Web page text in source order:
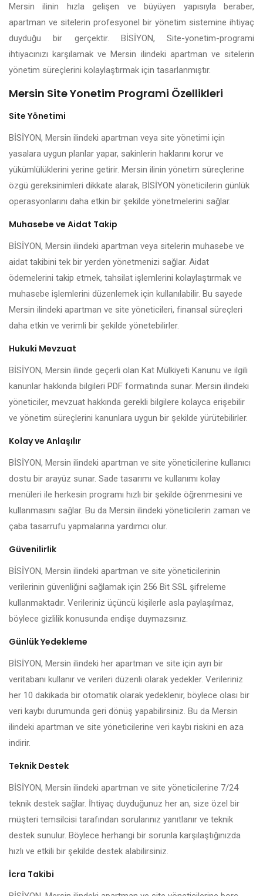
Mersin ilinin hızla gelişen ve büyüyen yapısıyla beraber,
apartman ve sitelerin profesyonel bir yönetim sistemine ihtiyaç
duyduğu bir gerçektir. BİSİYON, Site-yonetim-programi
ihtiyacınızı karşılamak ve Mersin ilindeki apartman ve sitelerin
yönetim süreçlerini kolaylaştırmak için tasarlanmıştır.
Mersin Site Yonetim Programi Özellikleri
Site Yönetimi
BİSİYON, Mersin ilindeki apartman veya site yönetimi için
yasalara uygun planlar yapar, sakinlerin haklarını korur ve
yükümlülüklerini yerine getirir. Mersin ilinin yönetim süreçlerine
özgü gereksinimleri dikkate alarak, BİSİYON yöneticilerin günlük
operasyonlarını daha etkin bir şekilde yönetmelerini sağlar.
Muhasebe ve Aidat Takip
BİSİYON, Mersin ilindeki apartman veya sitelerin muhasebe ve
aidat takibini tek bir yerden yönetmenizi sağlar. Aidat
ödemelerini takip etmek, tahsilat işlemlerini kolaylaştırmak ve
muhasebe işlemlerini düzenlemek için kullanılabilir. Bu sayede
Mersin ilindeki apartman ve site yöneticileri, finansal süreçleri
daha etkin ve verimli bir şekilde yönetebilirler.
Hukuki Mevzuat
BİSİYON, Mersin ilinde geçerli olan Kat Mülkiyeti Kanunu ve ilgili
kanunlar hakkında bilgileri PDF formatında sunar. Mersin ilindeki
yöneticiler, mevzuat hakkında gerekli bilgilere kolayca erişebilir
ve yönetim süreçlerini kanunlara uygun bir şekilde yürütebilirler.
Kolay ve Anlaşılır
BİSİYON, Mersin ilindeki apartman ve site yöneticilerine kullanıcı
dostu bir arayüz sunar. Sade tasarımı ve kullanımı kolay
menüleri ile herkesin programı hızlı bir şekilde öğrenmesini ve
kullanmasını sağlar. Bu da Mersin ilindeki yöneticilerin zaman ve
çaba tasarrufu yapmalarına yardımcı olur.
Güvenilirlik
BİSİYON, Mersin ilindeki apartman ve site yöneticilerinin
verilerinin güvenliğini sağlamak için 256 Bit SSL şifreleme
kullanmaktadır. Verileriniz üçüncü kişilerle asla paylaşılmaz,
böylece gizlilik konusunda endişe duymazsınız.
Günlük Yedekleme
BİSİYON, Mersin ilindeki her apartman ve site için ayrı bir
veritabanı kullanır ve verileri düzenli olarak yedekler. Verileriniz
her 10 dakikada bir otomatik olarak yedeklenir, böylece olası bir
veri kaybı durumunda geri dönüş yapabilirsiniz. Bu da Mersin
ilindeki apartman ve site yöneticilerine veri kaybı riskini en aza
indirir.
Teknik Destek
BİSİYON, Mersin ilindeki apartman ve site yöneticilerine 7/24
teknik destek sağlar. İhtiyaç duyduğunuz her an, size özel bir
müşteri temsilcisi tarafından sorularınız yanıtlanır ve teknik
destek sunulur. Böylece herhangi bir sorunla karşılaştığınızda
hızlı ve etkili bir şekilde destek alabilirsiniz.
İcra Takibi